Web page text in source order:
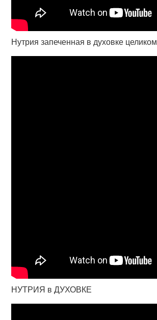
Нутрия запеченная в духовке целиком
НУТРИЯ в ДУХОВКЕ